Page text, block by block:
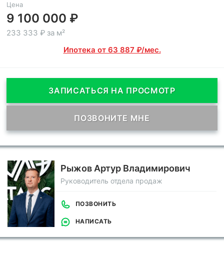
Цена
9 100 000 ₽
233 333 ₽ за м²
Ипотека от 63 887 ₽/мес.
ЗАПИСАТЬСЯ НА ПРОСМОТР
ПОЗВОНИТЕ МНЕ
Рыжов Артур Владимирович
Руководитель отдела продаж
ПОЗВОНИТЬ
НАПИСАТЬ